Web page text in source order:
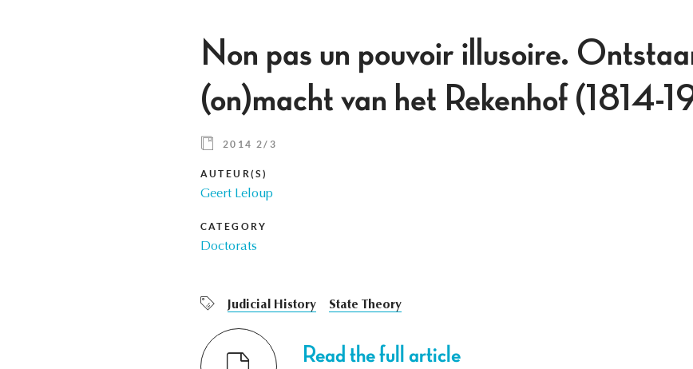
Non pas un pouvoir illusoire.
(on)macht van het Rekenhof (1814-
2014 2/3
AUTEUR(S)
Geert Leloup
CATEGORY
Doctorats
Judicial History State Theory
Read the full article